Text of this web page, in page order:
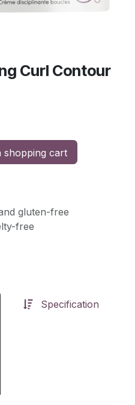
Curl Contour
shopping cart
gluten-free
free
Specification